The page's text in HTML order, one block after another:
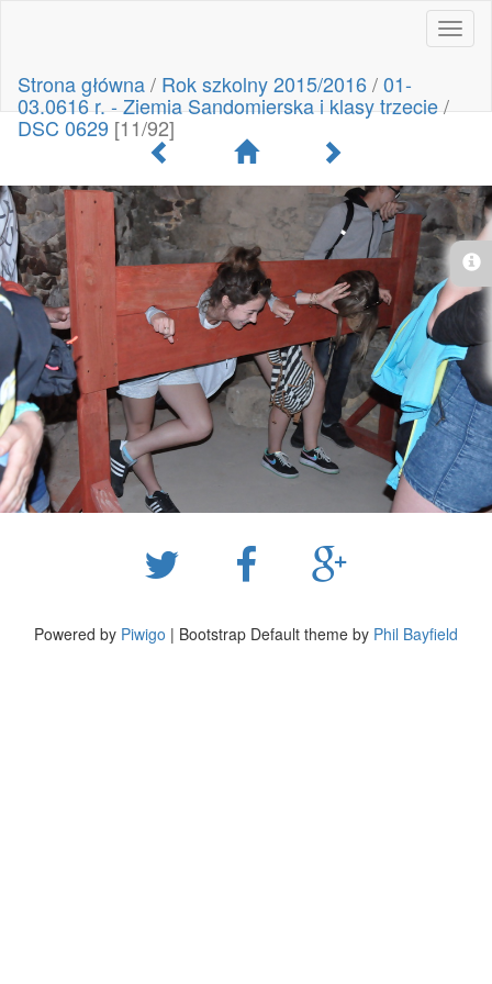
Strona główna/ Rok szkolny 2015/2016/01-
03.0616 r. - Ziemia Sandomierska i klasy trzecie/
DSC 0629 [11/92]
Powered by Piwigo | Bootstrap Default theme by Phil Bayfield